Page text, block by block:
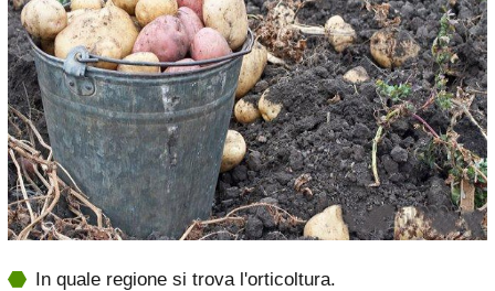
In quale regione si trova l'orticoltura.